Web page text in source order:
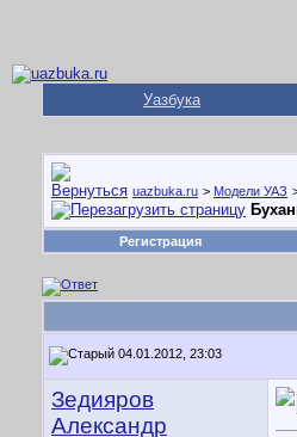
Уазбука
uazbuka.ru > Модели УАЗ
Регистрация
04.01.2012, 23:03
Зедияров
Александр